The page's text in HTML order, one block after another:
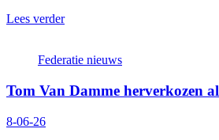
Lees verder
Federatie nieuws
Tom Van Damme herverkozen
8-06-26